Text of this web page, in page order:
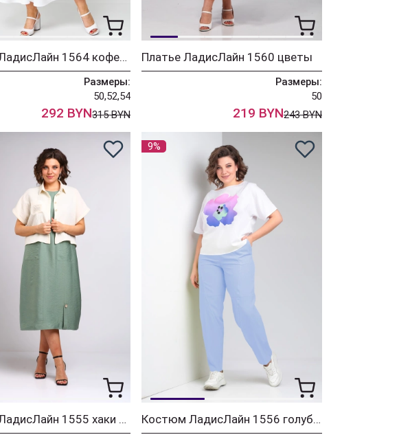
Костюм ЛадисЛайн 1564 кофе+белый
Размеры:
50,52,54
292 BYN315 BYN
Платье ЛадисЛайн 1560 цветы
Размеры:
50
219 BYN243 BYN
Костюм ЛадисЛайн 1555 хаки + молочный
9%
Костюм ЛадисЛайн 1556 голубой+белый